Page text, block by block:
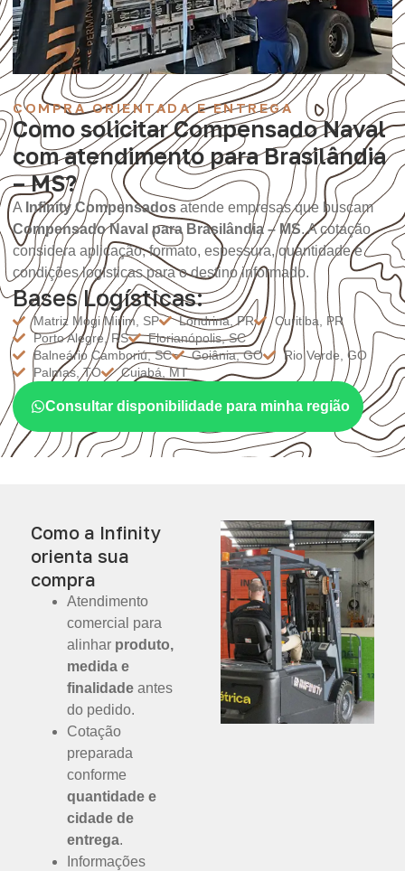
COMPRA ORIENTADA E ENTREGA
Como solicitar Compensado Naval
com atendimento para Brasilândia
– MS?
A Infinity Compensados atende empresas que buscam
Compensado Naval para Brasilândia – MS. A cotação
considera aplicação, formato, espessura, quantidade e
condições logísticas para o destino informado.
Bases Logísticas:
Matriz Mogi Mirim, SP Londrina, PR
Curitiba, PR
Porto Alegre, RS
Florianópolis, SC
Balneário Camboriú, SC
Goiânia, GO
Rio Verde, GO
Palmas, TO
Cuiabá, MT
Consultar disponibilidade para minha região
Como a Infinity
orienta sua
compra
Atendimento
comercial para
alinhar produto,
medida e
finalidade antes
do pedido.
Cotação
preparada
conforme
quantidade e
cidade de
entrega.
Informações